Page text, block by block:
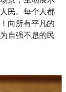
民。每个人都
向所有平凡的
自强不息的民